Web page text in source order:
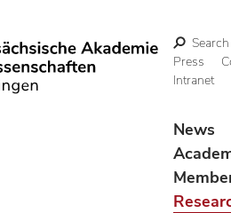
Search
Press
Intranet
News